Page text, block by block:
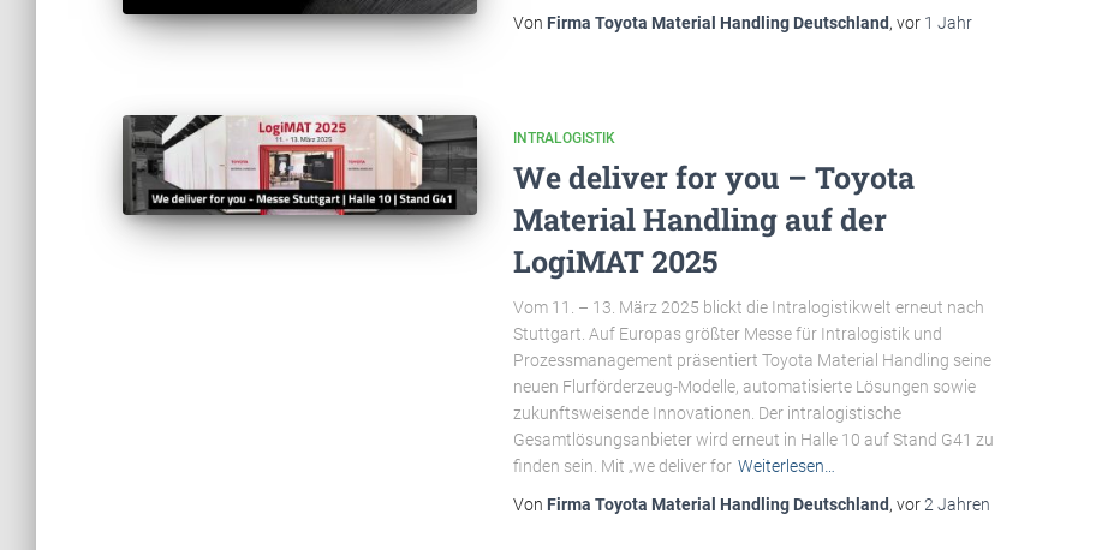
Von Firma Toyota Material Handling Deutschland, vor 1 Jahr
INTRALOGISTIK
We deliver for you – Toyota
Material Handling auf der
LogiMAT 2025
Vom 11. – 13. März 2025 blickt die Intralogistikwelt erneut nach
Stuttgart. Auf Europas größter Messe für Intralogistik und
Prozessmanagement präsentiert Toyota Material Handling seine
neuen Flurförderzeug-Modelle, automatisierte Lösungen sowie
zukunftsweisende Innovationen. Der intralogistische
Gesamtlösungsanbieter wird erneut in Halle 10 auf Stand G41 zu
finden sein. Mit „we deliver for Weiterlesen…
Von Firma Toyota Material Handling Deutschland, vor2 Jahren